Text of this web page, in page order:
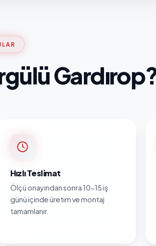
Hızlı Teslimat
Ölçü onayından sonra 10-15 iş
günü içinde üretim ve montaj
tamamlanır.